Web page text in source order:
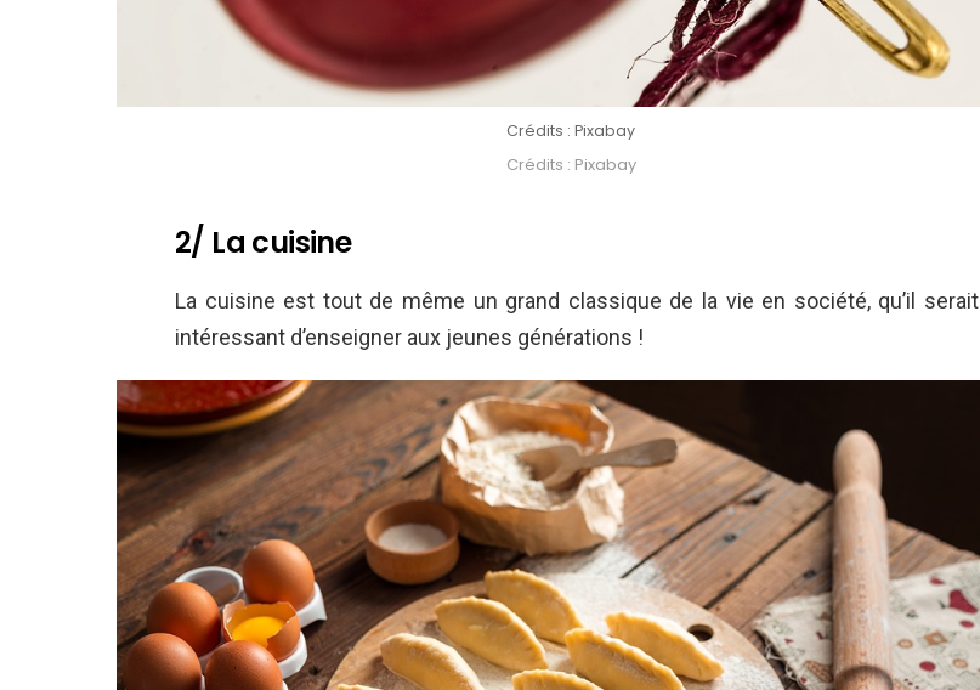
Crédits : Pixabay
Crédits : Pixabay
2/ La cuisine
La cuisine est tout de même un grand classique de la vie en société, qu’il serait
intéressant d’enseigner aux jeunes générations !